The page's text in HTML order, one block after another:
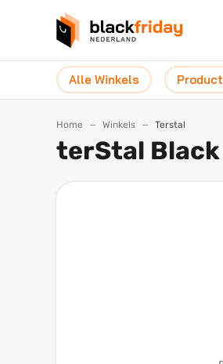
Alle Winkels
Home Winkels Terstal
terStal